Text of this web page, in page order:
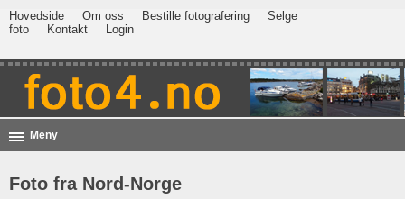
Hovedside Om oss Bestille fotografering
Selge
foto
Kontakt Login
Meny
Foto fra Nord-Norge